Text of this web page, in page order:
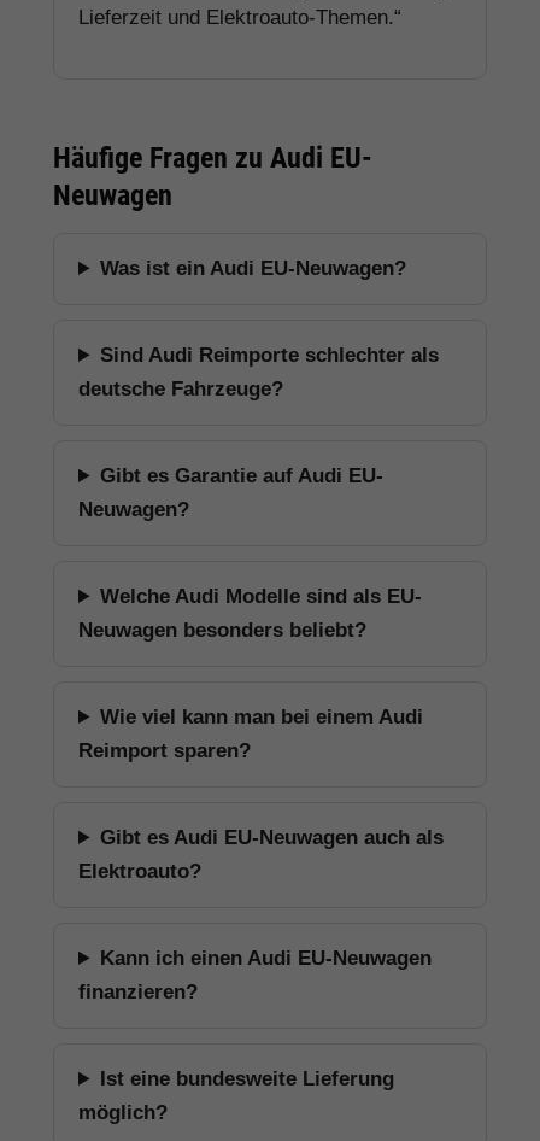
Lieferzeit und Elektroauto-Themen.“
Häufige Fragen zu Audi EU-
Neuwagen
Was ist ein Audi EU-Neuwagen?
Sind Audi Reimporte schlechter als
deutsche Fahrzeuge?
Gibt es Garantie auf Audi EU-
Neuwagen?
Welche Audi Modelle sind als EU-
Neuwagen besonders beliebt?
Wie viel kann man bei einem Audi
Reimport sparen?
Gibt es Audi EU-Neuwagen auch als
Elektroauto?
Kann ich einen Audi EU-Neuwagen
finanzieren?
Ist eine bundesweite Lieferung
möglich?